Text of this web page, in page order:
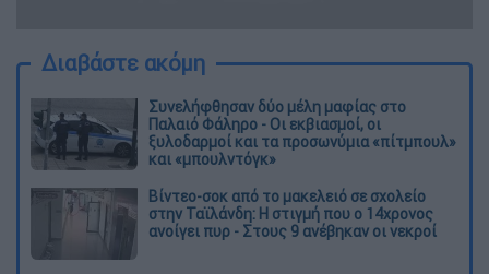
Διαβάστε ακόμη
Συνελήφθησαν δύο μέλη μαφίας στο
Παλαιό Φάληρο - Οι εκβιασμοί, οι
ξυλοδαρμοί και τα προσωνύμια «πίτμπουλ»
και «μπουλντόγκ»
Βίντεο-σοκ από το μακελειό σε σχολείο
στην Ταϊλάνδη: Η στιγμή που ο 14χρονος
ανοίγει πυρ - Στους 9 ανέβηκαν οι νεκροί